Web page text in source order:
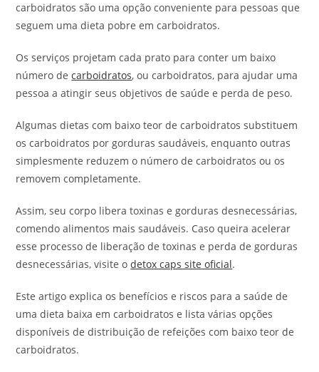
carboidratos são uma opção conveniente para pessoas que
seguem uma dieta pobre em carboidratos.
Os serviços projetam cada prato para conter um baixo
número decarboidratos, ou carboidratos, para ajudar uma
pessoa a atingir seus objetivos de saúde e perda de peso.
Algumas dietas com baixo teor de carboidratos substituem
os carboidratos por gorduras saudáveis, enquanto outras
simplesmente reduzem o número de carboidratos ou os
removem completamente.
Assim, seu corpo libera toxinas e gorduras desnecessárias,
comendo alimentos mais saudáveis. Caso queira acelerar
esse processo de liberação de toxinas e perda de gorduras
desnecessárias, visite odetox caps site oficial.
Este artigo explica os benefícios e riscos para a saúde de
uma dieta baixa em carboidratos e lista várias opções
disponíveis de distribuição de refeições com baixo teor de
carboidratos.